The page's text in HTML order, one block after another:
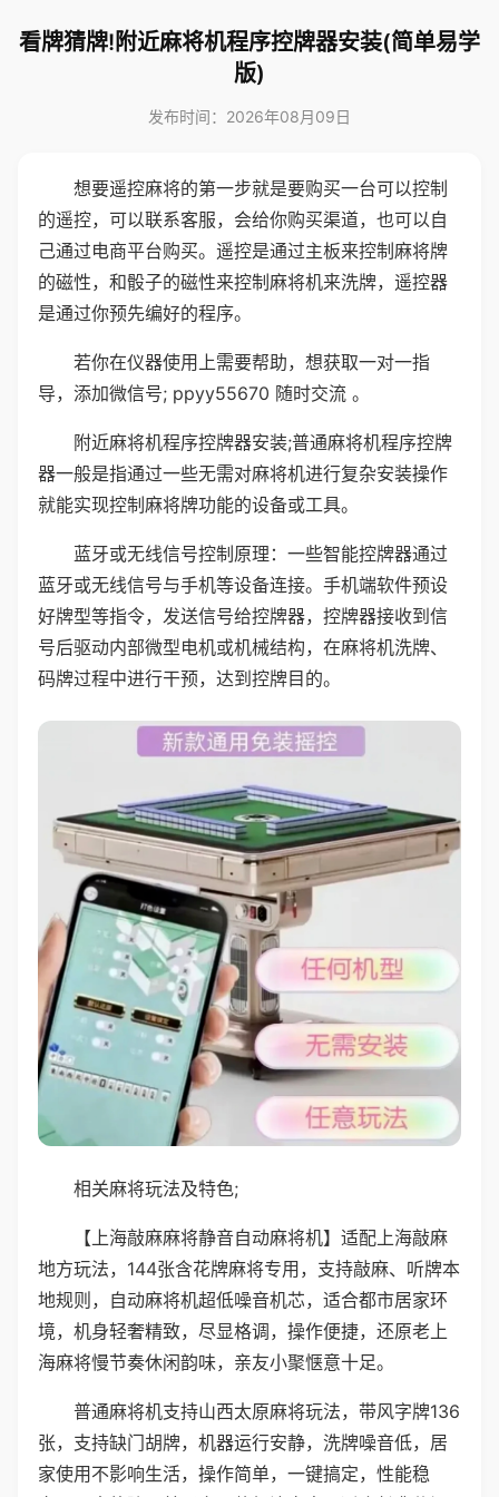
看牌猜牌!附近麻将机程序控牌器安装(简单易学
版)
发布时间：2026年08月09日
想要遥控麻将的第一步就是要购买一台可以控制
的遥控，可以联系客服，会给你购买渠道，也可以自
己通过电商平台购买。遥控是通过主板来控制麻将牌
的磁性，和骰子的磁性来控制麻将机来洗牌，遥控器
是通过你预先编好的程序。
若你在仪器使用上需要帮助，想获取一对一指
导，添加微信号; ppyy55670 随时交流 。
附近麻将机程序控牌器安装;普通麻将机程序控牌
器一般是指通过一些无需对麻将机进行复杂安装操作
就能实现控制麻将牌功能的设备或工具。
蓝牙或无线信号控制原理：一些智能控牌器通过
蓝牙或无线信号与手机等设备连接。手机端软件预设
好牌型等指令，发送信号给控牌器，控牌器接收到信
号后驱动内部微型电机或机械结构，在麻将机洗牌、
码牌过程中进行干预，达到控牌目的。
相关麻将玩法及特色;
【上海敲麻麻将静音自动麻将机】适配上海敲麻
地方玩法，144张含花牌麻将专用，支持敲麻、听牌本
地规则，自动麻将机超低噪音机芯，适合都市居家环
境，机身轻奢精致，尽显格调，操作便捷，还原老上
海麻将慢节奏休闲韵味，亲友小聚惬意十足。
普通麻将机支持山西太原麻将玩法，带风字牌136
张，支持缺门胡牌，机器运行安静，洗牌噪音低，居
家使用不影响生活，操作简单，一键搞定，性能稳